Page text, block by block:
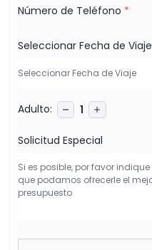
Número de Teléfono *
Seleccionar Fecha de Viaje
Adulto: 1
Solicitud Especial